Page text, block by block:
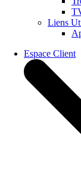
Liens
Espace Client